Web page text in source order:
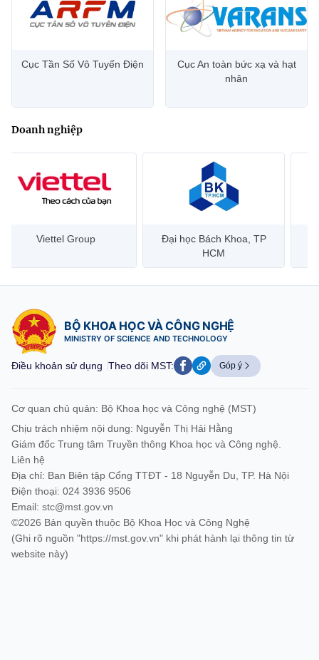
Cục Tần Số Vô Tuyến Điện
Cục An toàn bức xạ và hạt
nhân
Doanh nghiệp
Đại học Bách Khoa, TP
Bưu điện Việt Nam –
Vietnam Post
BỘ KHOA HỌC VÀ CÔNG NGHỆ
MINISTRY OF SCIENCE AND TECHNOLOGY
Điều khoản sử dụng Theo dõi MST: Góp ý
Cơ quan chủ quản: Bộ Khoa học và Công nghệ (MST)
Chịu trách nhiệm nội dung: Nguyễn Thị Hải Hằng
Giám đốc Trung tâm Truyền thông Khoa học và Công nghệ.
Liên hệ
Địa chỉ: Ban Biên tập Cổng TTĐT - 18 Nguyễn Du, TP. Hà Nội
Điện thoại: 024 3936 9506
Email: stc@mst.gov.vn
©2026 Bản quyền thuộc Bộ Khoa Học và Công Nghệ
(Ghi rõ nguồn "https://mst.gov.vn" khi phát hành lại thông tin từ
website này)